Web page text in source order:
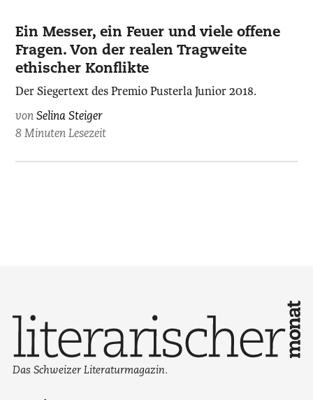
Ein Messer, ein Feuer und viele offene
Fragen. Von der realen Tragweite
ethischer Konflikte
Der Siegertext des Premio Pusterla Junior 2018.
vonSelina Steiger
8 Minuten Lesezeit
Das Schweizer Literaturmagazin.